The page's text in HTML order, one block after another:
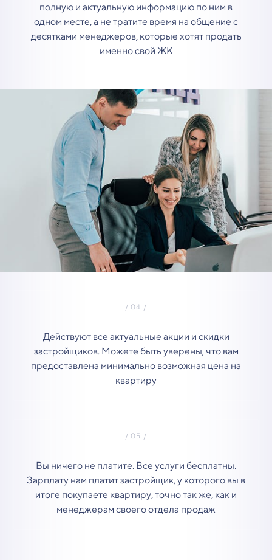
полную и актуальную информацию по ним в
одном месте, а не тратите время на общение с
десятками менеджеров, которые хотят продать
именно свой ЖК
Действуют все актуальные акции и скидки
застройщиков. Можете быть уверены, что вам
предоставлена минимально возможная цена на
квартиру
Вы ничего не платите. Все услуги бесплатны.
Зарплату нам платит застройщик, у которого вы в
итоге покупаете квартиру, точно так же, как и
менеджерам своего отдела продаж